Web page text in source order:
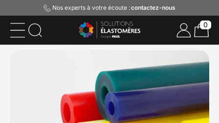
Nos experts à votre écoute :contactez-nous
0